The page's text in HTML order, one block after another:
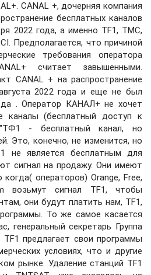
CANAL +, дочерняя компания
бесплатных каналов
2022 года, а именно TF1, TMC,
Предполагается, что причиной
требования оператора
считает завышенными.
CANAL + на распространение
2022 года и еще не был
. Оператор КАНАЛ+ не хочет
каналы (бесплатный доступ к
- бесплатный канал, но
Это, конечно, не изменится, но
не является бесплатным для
сигнал на продажу. Они имеют
операторов) Orange, Free,
возьмут сигнал TF1, чтобы
они будут платить нам, TF1,
То же самое касается
генеральный секретарь Группа
TF1 предлагает свои программы
условиях, что и другие
рынке. Удаление станций TF1